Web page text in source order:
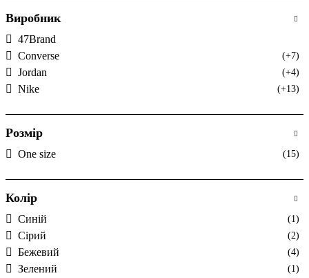
Виробник
47Brand
Converse
(+7)
Jordan (+4)
Nike (+13)
Розмір
One size (15)
Колір
Cиній (1)
Cірий (2)
Бежевий (4)
Зелений (1)